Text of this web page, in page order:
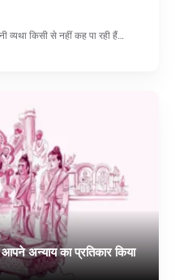
व्यथा किसी से नहीं कह पा रही हैं…
अन्याय का प्रतिकार किया